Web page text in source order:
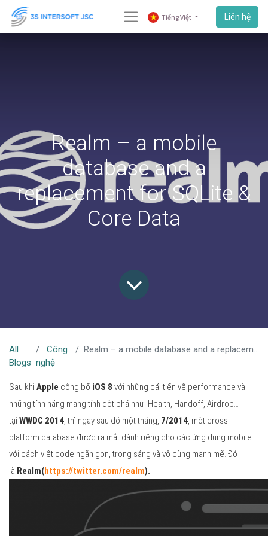
Tiếng Việt Liên hệ
Realm – a mobile
database and a
replacement for SQLite &
Core Data
All
Blogs
Công
nghệ
Realm – a mobile database and a replacement for SQLite & Core Data
Sau khi Apple công bố iOS 8 với những cải tiến về performance và
những tính năng mang tính đột phá như: Health, Handoff, Airdrop…
tại WWDC 2014, thì ngay sau đó một tháng, 7/2014, một cross-
platform database được ra mắt dành riêng cho các ứng dụng mobile
với cách viết code ngắn gọn, trong sáng và vô cùng mạnh mẽ. Đó
là Realm(https://twitter.com/realm).